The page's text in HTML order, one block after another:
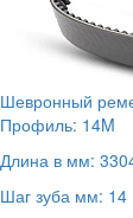
Шевронный
Профиль: 14M
Длина в мм:
Шаг зуба мм: 14